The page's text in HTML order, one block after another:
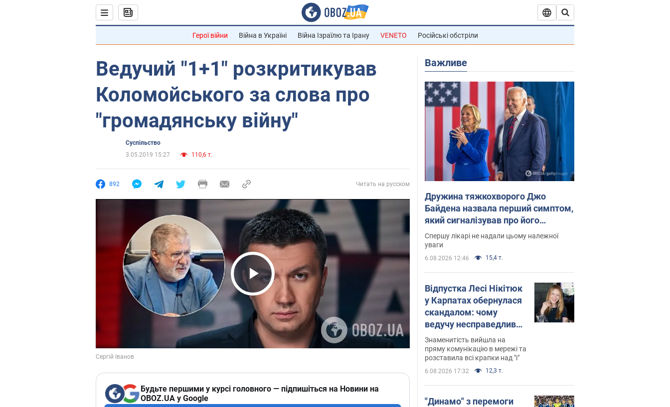
Герої війни Війна в Україні Війна Ізраїлю та Ірану VENETO Російські обстріли
Ведучий "1+1" розкритикував
Коломойського за слова про
"громадянську війну"
Суспільство
3.05.2019 15:27
110,6 т.
892 Читать на русском
Play Video
Будьте першими у курсі головного — підпишіться на Новини на
OBOZ.UA у Google
Важливе
Дружина тяжкохворого Джо
Байдена назвала перший симптом,
який сигналізував про його
"агресивний" рак
Спершу лікарі не надали цьому належної
уваги
6.08.2026 12:46 15,4 т.
Відпустка Лесі Нікітюк
у Карпатах обернулася
скандалом: чому
ведучу несправедливо
захейтили
Знаменитість вийшла на
пряму комунікацію в мережі та
розставила всі крапки над "і"
6.08.2026 17:32 12,3 т.
"Динамо" з перемоги